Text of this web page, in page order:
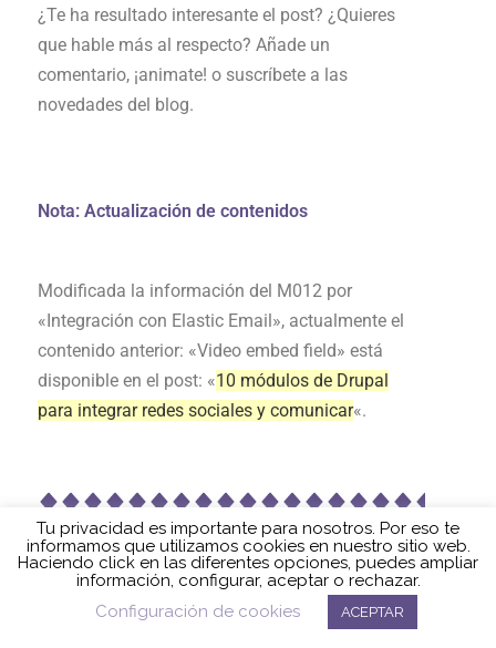
¿Te ha resultado interesante el post? ¿Quieres
que hable más al respecto? Añade un
comentario, ¡animate! o suscríbete a las
novedades del blog.
Nota: Actualización de contenidos
Modificada la información del M012 por
«Integración con Elastic Email», actualmente el
contenido anterior: «Video embed field» está
disponible en el post: «10 módulos de Drupal
para integrar redes sociales y comunicar«.
Quizás te puede interesar
Política de cookies